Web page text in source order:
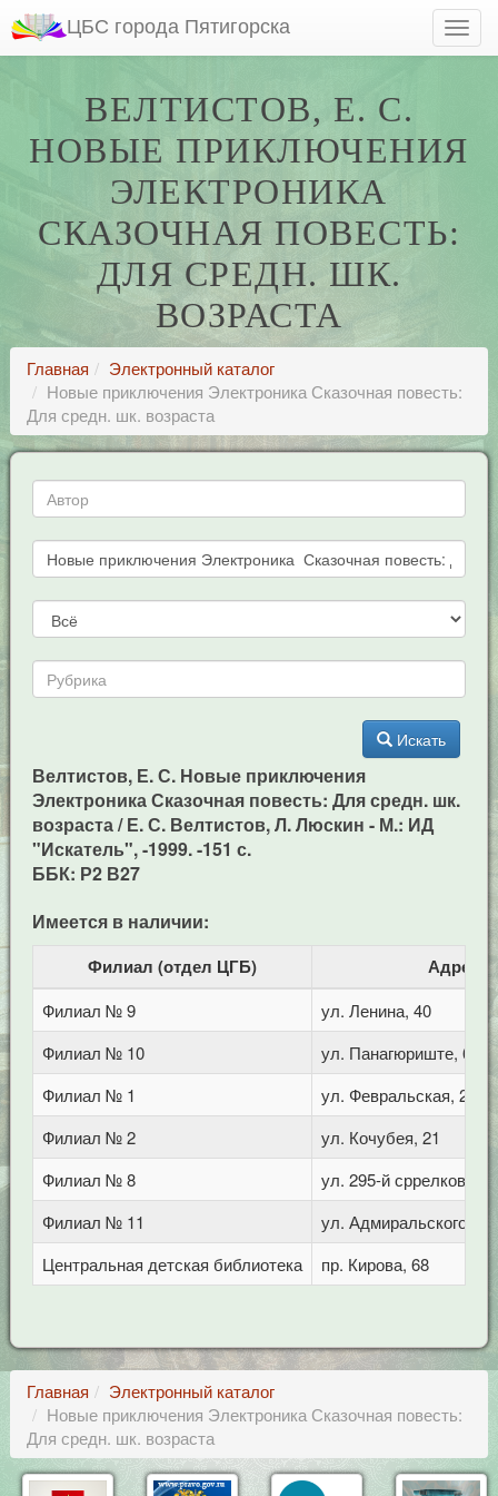
ЦБС города Пятигорска
ВЕЛТИСТОВ, Е. С.
НОВЫЕ ПРИКЛЮЧЕНИЯ
ЭЛЕКТРОНИКА
СКАЗОЧНАЯ ПОВЕСТЬ:
ДЛЯ СРЕДН. ШК.
ВОЗРАСТА
Главная
Электронный каталог
Новые приключения Электроника Сказочная повесть:
Для средн. шк. возраста
Искать
Велтистов, Е. С. Новые приключения
Электроника Сказочная повесть: Для средн. шк.
возраста / Е. С. Велтистов, Л. Люскин - М.: ИД
"Искатель", -1999. -151 с.
ББК: Р2 В27
Имеется в наличии:
Филиал (отдел ЦГБ) Адрес
Филиал № 9
ул. Ленина, 40
Филиал № 10
ул. Панагюриште, 6
Филиал № 1
ул. Февральская, 283
Филиал № 2
ул. Кочубея, 21
Филиал № 8
ул. 295-й сррелковой
Филиал № 11
ул. Адмиральского, 8
Центральная детская библиотека
пр. Кирова, 68
Главная
Электронный каталог
Новые приключения Электроника Сказочная повесть:
Для средн. шк. возраста